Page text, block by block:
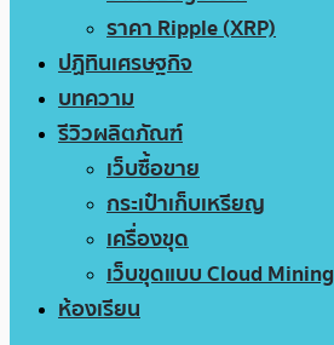
ราคา Ripple (XRP)
ปฏิทินเศรษฐกิจ
บทความ
รีวิวผลิตภัณฑ์
เว็บซื้อขาย
กระเป๋าเก็บเหรียญ
เครื่องขุด
เว็บขุดแบบ Cloud Mining
ห้องเรียน